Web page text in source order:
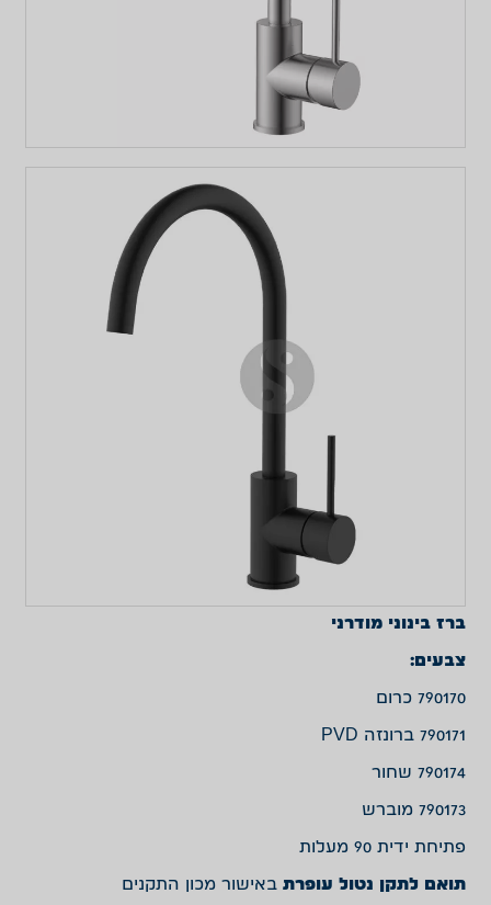
ברז בינוני מודרני
צבעים:
790170 כרום
790171 ברונזה PVD
790174 שחור
790173 מוברש
פתיחת ידית 90 מעלות
תואם לתקן נטול עופרת באישור מכון התקנים